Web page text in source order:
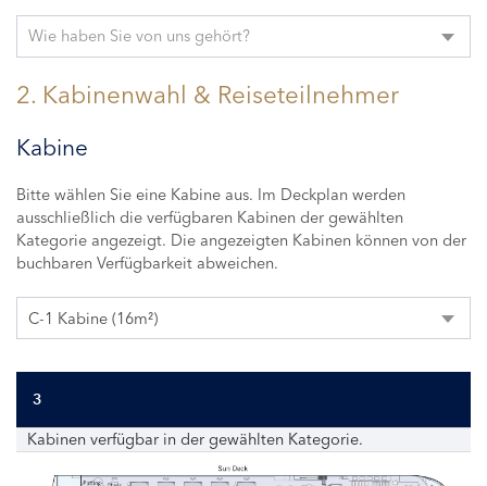
Wie haben Sie von uns gehört?
2. Kabinenwahl & Reiseteilnehmer
Kabine
Bitte wählen Sie eine Kabine aus. Im Deckplan werden
ausschließlich die verfügbaren Kabinen der gewählten
Kategorie angezeigt. Die angezeigten Kabinen können von der
buchbaren Verfügbarkeit abweichen.
C-1 Kabine (16m²)
3
Kabinen verfügbar in der gewählten Kategorie.